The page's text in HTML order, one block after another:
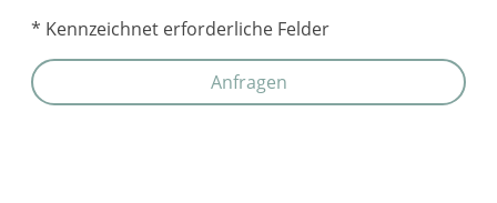
* Kennzeichnet erforderliche Felder
Anfragen